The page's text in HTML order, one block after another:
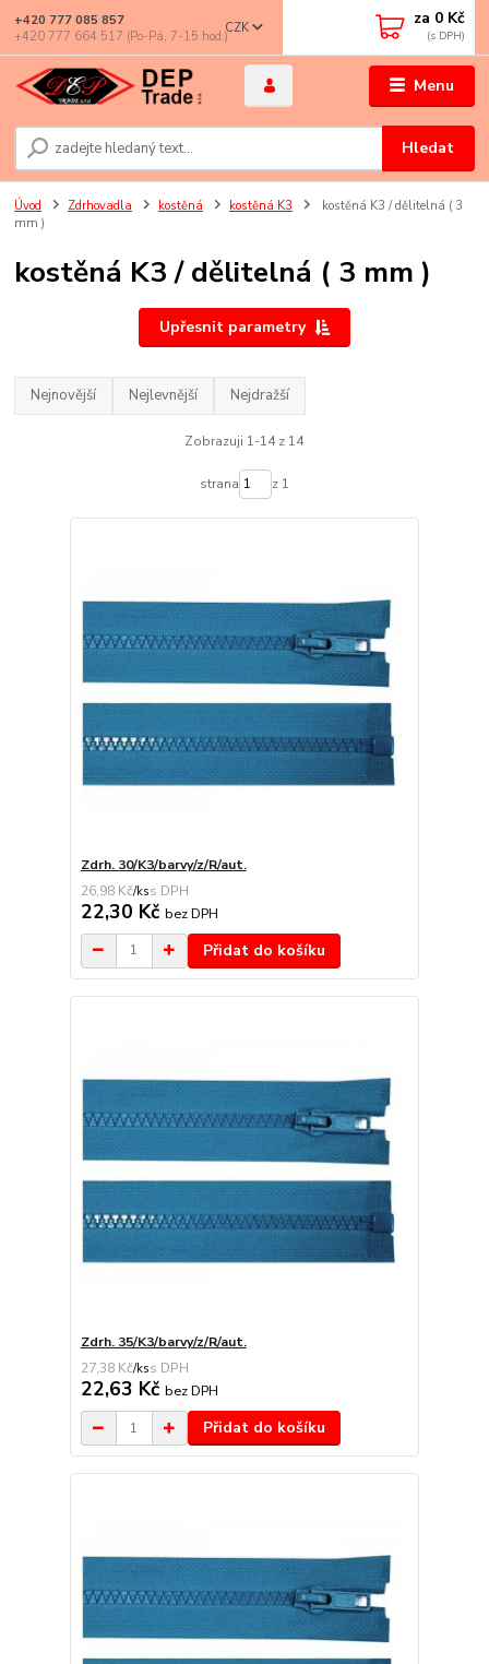
Menu
CZK
Hledat
+420 777 085 857
+420 777 664 517 (Po-Pá, 7-15 hod.)
za 0 Kč
Úvod Zdrhovadla kostěná kostěná K3
kostěná K3 / dělitelná ( 3
mm )
kostěná K3 / dělitelná ( 3 mm )
Upřesnit parametry
Nejnovější Nejlevnější Nejdražší
Zobrazuji 1-14 z 14
strana z 1
Zdrh. 30/K3/barvy/z/R/aut.
26,98 Kč/ks
22,30 Kč bez DPH
Přidat do košíku
Zdrh. 35/K3/barvy/z/R/aut.
27,38 Kč/ks
22,63 Kč bez DPH
Přidat do košíku